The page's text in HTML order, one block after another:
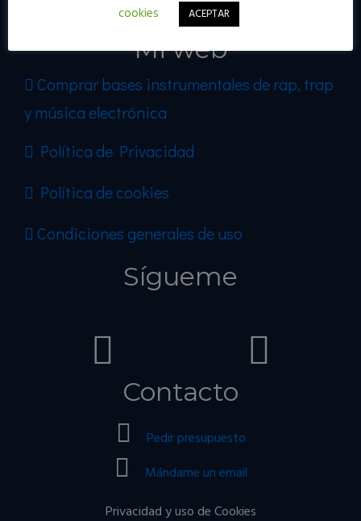
Mi web
Comprar bases instrumentales de rap, trap
y música electrónica
Política de Privacidad
Política de cookies
Condiciones generales de uso
Sígueme
Contacto
Pedir presupuesto
Mándame un email
Privacidad y uso de Cookies
cookies
ACEPTAR